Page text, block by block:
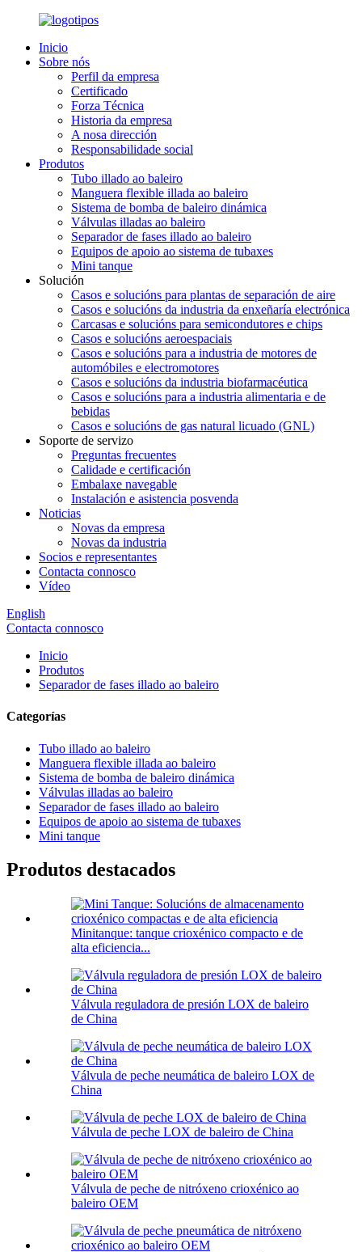
Inicio
Sobre nós
Perfil da empresa
Certificado
Forza Técnica
Historia da empresa
A nosa dirección
Responsabilidade social
Produtos
Tubo illado ao baleiro
Manguera flexible illada ao baleiro
Sistema de bomba de baleiro dinámica
Válvulas illadas ao baleiro
Separador de fases illado ao baleiro
Equipos de apoio ao sistema de tubaxes
Mini tanque
Solución
Casos e solucións para plantas de separación de aire
Casos e solucións da industria da enxeñaría electrónica
Carcasas e solucións para semicondutores e chips
Casos e solucións aeroespaciais
Casos e solucións para a industria de motores de
automóbiles e electromotores
Casos e solucións da industria biofarmacéutica
Casos e solucións para a industria alimentaria e de
bebidas
Casos e solucións de gas natural licuado (GNL)
Soporte de servizo
Preguntas frecuentes
Calidade e certificación
Embalaxe navegable
Instalación e asistencia posvenda
Noticias
Novas da empresa
Novas da industria
Socios e representantes
Contacta connosco
Vídeo
English
Contacta connosco
Inicio
Produtos
Separador de fases illado ao baleiro
Categorías
Tubo illado ao baleiro
Manguera flexible illada ao baleiro
Sistema de bomba de baleiro dinámica
Válvulas illadas ao baleiro
Separador de fases illado ao baleiro
Equipos de apoio ao sistema de tubaxes
Mini tanque
Produtos destacados
Minitanque: tanque crioxénico compacto e de
alta eficiencia...
Válvula reguladora de presión LOX de baleiro
de China
Válvula de peche neumática de baleiro LOX de
China
Válvula de peche LOX de baleiro de China
Válvula de peche de nitróxeno crioxénico ao
baleiro OEM